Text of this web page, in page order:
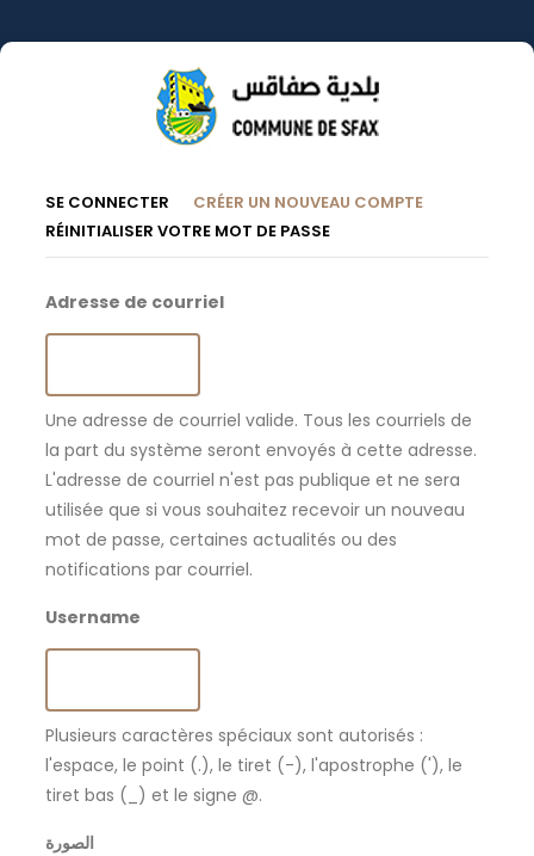
au
Onglets
Principaux
SE CONNECTER CRÉER UN NOUVEAU COMPTE
RÉINITIALISER VOTRE MOT DE PASSE
Adresse de courriel
Une adresse de courriel valide. Tous les courriels de
la part du système seront envoyés à cette adresse.
L'adresse de courriel n'est pas publique et ne sera
utilisée que si vous souhaitez recevoir un nouveau
mot de passe, certaines actualités ou des
notifications par courriel.
Username
Plusieurs caractères spéciaux sont autorisés :
l'espace, le point (.), le tiret (-), l'apostrophe ('), le
tiret bas (_) et le signe @.
الصورة